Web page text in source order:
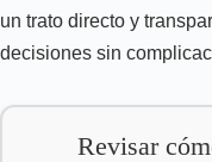
un trato directo y
decisiones sin
Revisar